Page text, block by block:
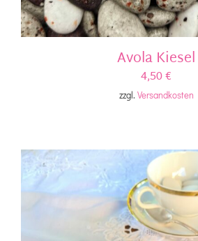
Avola Kiesel
4,50€
zzgl. Versandkosten